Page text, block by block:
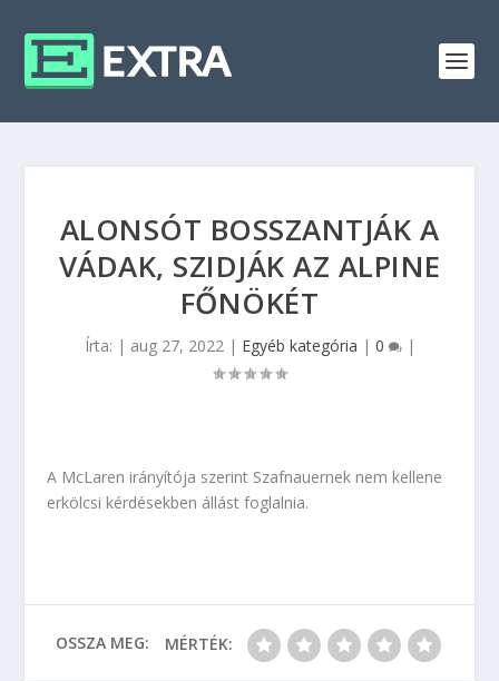
ALONSÓT BOSSZANTJÁK A
VÁDAK, SZIDJÁK AZ ALPINE
FŐNÖKÉT
Írta: | aug 27, 2022| Egyéb kategória | 0 |
A McLaren irányítója szerint Szafnauernek nem kellene
erkölcsi kérdésekben állást foglalnia.
OSSZA MEG: MÉRTÉK: